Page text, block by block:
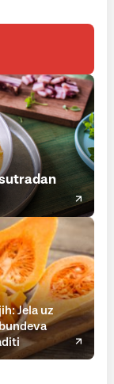
Jela uz